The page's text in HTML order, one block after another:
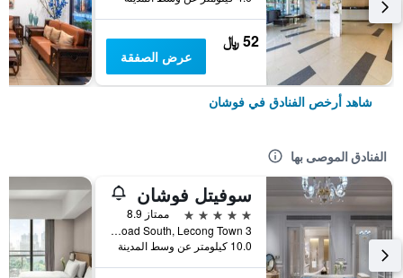
52 ﷼
عرض الصفقة
شاهد أرخص الفنادق في فوشان
الفنادق الموصى بها
سوفيتل فوشان
5 نجوم
ممتاز 8.9
3 Hebin Road South, Lecong Town, فوشان, الصين
10.0 كيلومتر عن وسط المدينة